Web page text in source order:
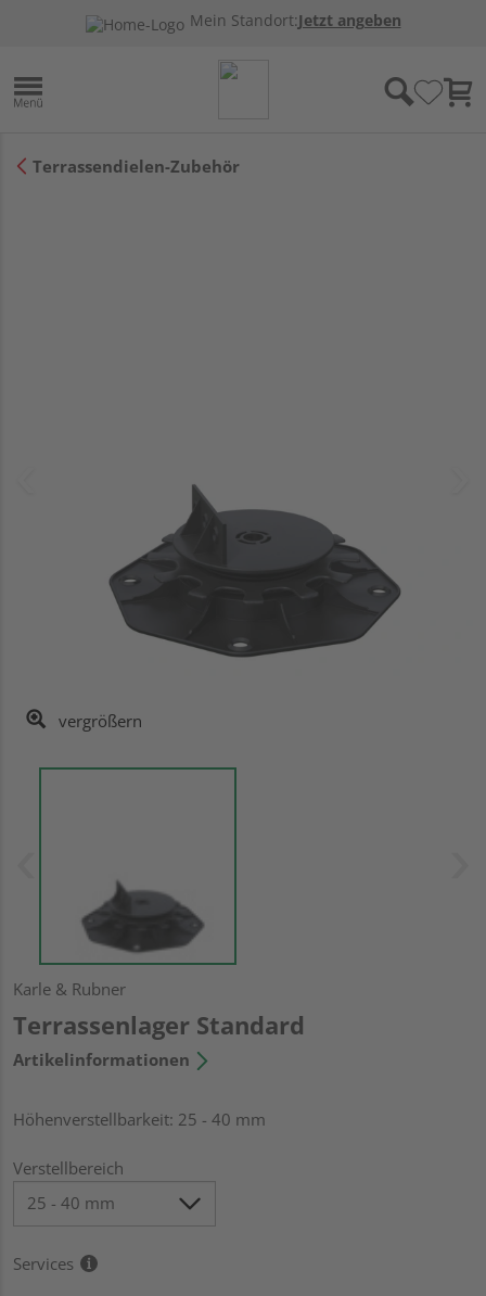
Mein Standort:Jetzt angeben
Terrassendielen-Zubehör
vergrößern
Karle & Rubner
Terrassenlager Standard
Artikelinformationen
Höhenverstellbarkeit: 25 - 40 mm
Verstellbereich
Services